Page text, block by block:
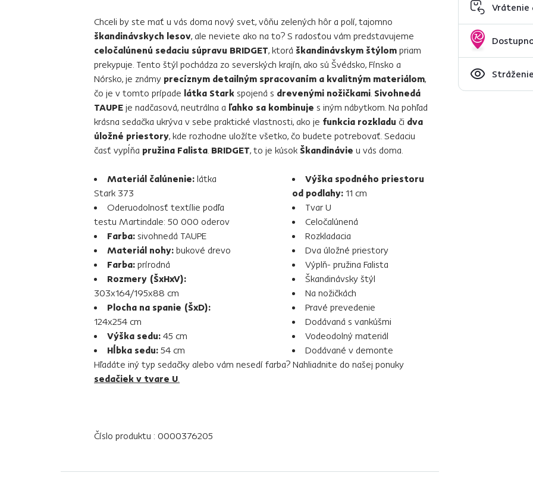
Vrátenie
Chceli by ste mať u vás doma nový svet, vôňu zelených hôr a polí, tajomno
škandinávskych lesov, ale neviete ako na to? S radosťou vám predstavujeme
celočalúnenú sedaciu súpravu BRIDGET, ktorá škandinávskym štýlom priam
prekypuje. Tento štýl pochádza zo severských krajín, ako sú Švédsko, Fínsko a
Nórsko, je známy precíznym detailným spracovaním a kvalitným materiálom,
čo je v tomto prípade látka Stark spojená s drevenými nožičkami Sivohnedá
TAUPE je nadčasová, neutrálna a ľahko sa kombinuje s iným nábytkom. Na pohľad
krásna sedačka ukrýva v sebe praktické vlastnosti, ako je funkcia rozkladu či dva
úložné priestory, kde rozhodne uložíte všetko, čo budete potrebovať. Sedaciu
časť vypĺňa pružina Falista BRIDGET, to je kúsok Škandinávie u vás doma.
Materiál čalúnenie: látka
Stark 373
Oderuodolnosť textílie podľa
testu Martindale: 50 000 oderov
Farba: sivohnedá TAUPE
Materiál nohy: bukové drevo
Farba: prírodná
Rozmery (ŠxHxV):
303x164/195x88 cm
Plocha na spanie (ŠxD):
124x254 cm
Výška sedu: 45 cm
Hĺbka sedu: 54 cm
Výška spodného priestoru
od podlahy: 11 cm
Tvar U
Celočalúnená
Rozkladacia
Dva úložné priestory
Výplň- pružina Falista
Škandinávsky štýl
Na nožičkách
Pravé prevedenie
Dodávaná s vankúšmi
Vodeodolný materiál
Dodávané v demonte
Hľadáte iný typ sedačky alebo vám nesedí farba? Nahliadnite do našej ponuky
sedačiek v tvare U
Číslo produktu : 0000376205